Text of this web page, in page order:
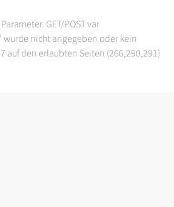
GET/POST var
nicht angegeben oder kein
auf den erlaubten Seiten (266,290,291)